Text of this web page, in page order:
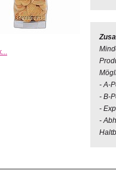
- A-
- B-
-
-